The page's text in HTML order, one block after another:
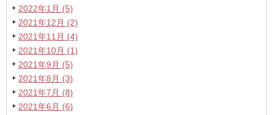
2022年1月 (5)
2021年12月 (2)
2021年11月 (4)
2021年10月 (1)
2021年9月 (5)
2021年8月 (3)
2021年7月 (8)
2021年6月 (6)